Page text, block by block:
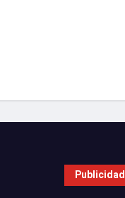
Publicidad